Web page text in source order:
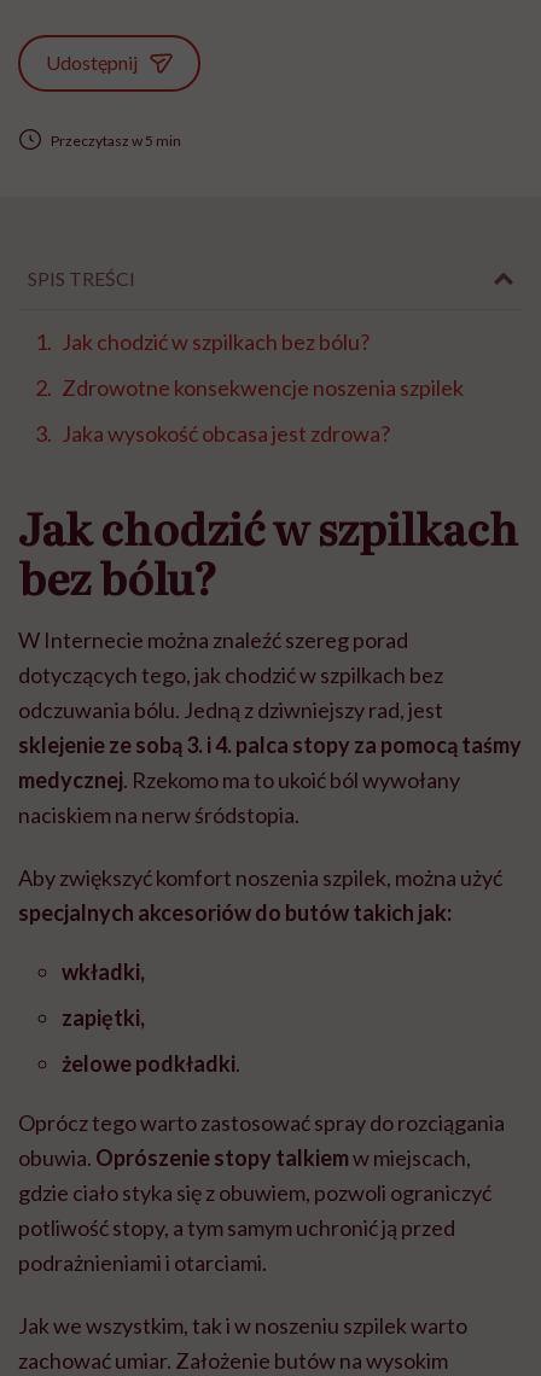
Udostępnij
Przeczytasz w 5 min
SPIS TREŚCI
Jak chodzić w szpilkach bez bólu?
Zdrowotne konsekwencje noszenia szpilek
Jaka wysokość obcasa jest zdrowa?
Jak chodzić w szpilkach
bez bólu?
W Internecie można znaleźć szereg porad
dotyczących tego, jak chodzić w szpilkach bez
odczuwania bólu. Jedną z dziwniejszy rad, jest
sklejenie ze sobą 3. i 4. palca stopy za pomocą taśmy
medycznej. Rzekomo ma to ukoić ból wywołany
naciskiem na nerw śródstopia.
Aby zwiększyć komfort noszenia szpilek, można użyć
specjalnych akcesoriów do butów takich jak:
wkładki,
zapiętki,
żelowe podkładki.
Oprócz tego warto zastosować spray do rozciągania
obuwia. Oprószenie stopy talkiemw miejscach,
gdzie ciało styka się z obuwiem, pozwoli ograniczyć
potliwość stopy, a tym samym uchronić ją przed
podrażnieniami i otarciami.
Jak we wszystkim, tak i w noszeniu szpilek warto
zachować umiar. Założenie butów na wysokim